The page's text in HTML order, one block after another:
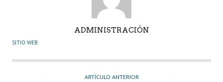
U
O
ADMINISTRACIÓN
SITIO WEB
ARTÍCULO ANTERIOR